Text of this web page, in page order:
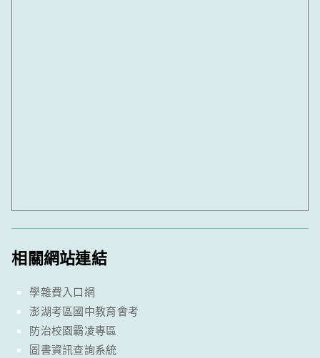
相關網站連結
學雜費入口網
澎湖考區國中教育會考
防治校園霸凌專區
圖書資訊查詢系統